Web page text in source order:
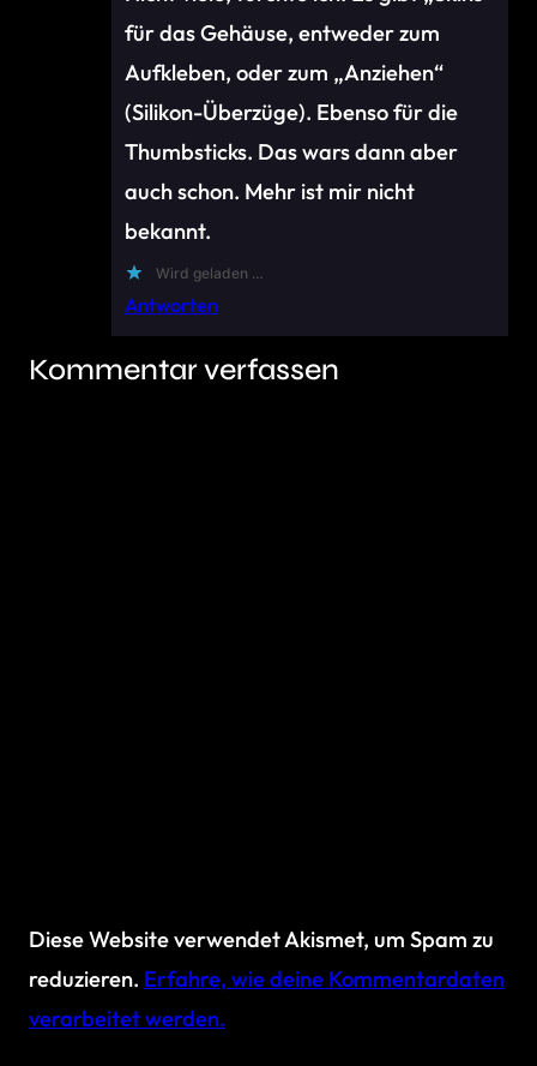
für das Gehäuse, entweder zum
Aufkleben, oder zum „Anziehen“
(Silikon-Überzüge). Ebenso für die
Thumbsticks. Das wars dann aber
auch schon. Mehr ist mir nicht
bekannt.
Wird geladen …
Antworten
Kommentar verfassen
Diese Website verwendet Akismet, um Spam zu
reduzieren. Erfahre, wie deine Kommentardaten
verarbeitet werden.